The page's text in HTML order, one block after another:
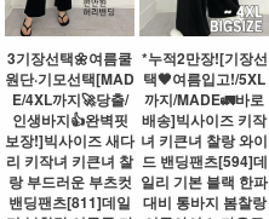
3기장선택🌼여름쿨
원단·기모선택[MAD
E/4XL까지🚀당출/
인생바지👍완벽핏
보장!]빅사이즈 새다
리 키작녀 키큰녀 찰
랑 부드러운 부츠컷
밴딩팬츠[811]데일
*누적2만장![기장선
택🖤여름입고!/5XL
까지/MADE🚛바로
배송]빅사이즈 키작
녀 키큰녀 찰랑 와이
드 밴딩팬츠[594]데
일리 기본 블랙 한파
대비 통바지 봄찰랑